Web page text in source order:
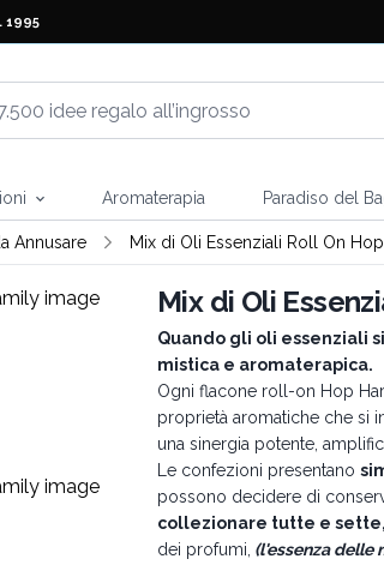
1995
Aromaterapia Paradiso del
Annusare Mix di Oli Essenziali Roll On
Mix di Oli
Quando gli oli essenziali
mistica e aromaterapica.
Ogni flacone roll-on Hop
proprietà aromatiche che si
una sinergia potente,
Le confezioni presentano
possono decidere di
collezionare tutte e sette,
dei profumi, (l'essenza delle